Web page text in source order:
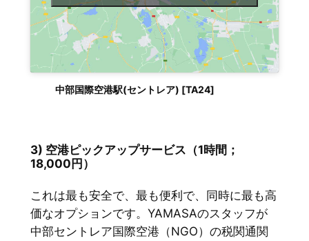
中部国際空港駅(セントレア) [TA24]
3) 空港ピックアップサービス（1時間；
18,000円）
これは最も安全で、最も便利で、同時に最も高
価なオプションです。YAMASAのスタッフが
中部セントレア国際空港（NGO）の税関通関